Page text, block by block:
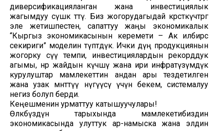
диверсификацияланган жана инвестициялык
жагымдуу өсүшкө өттү. Биз жогорудагыдай көрсөткүчтөргө
эле жетишпестен, сапаттуу жаңы экономикалык
“Кыргыз экономикасынын керемети – Ак илбирс
секириги” моделин түптөдүк. Ички дүң продукциянын
жогорку өсүү темпи, инвестициялардын рекорддук
агымы, өнөр жайдын күчөшү жана ири инфратүзүмдүк
курулуштар мамлекеттин андан ары тездетилген
жана узак мөөнөттүү өнүгүүсү үчүн бекем, системалуу
негиз болуп берди.
Кеңешменин урматтуу катышуучулары!
Өлкөбүздүн тарыхында мамлекетибиздин
экономикасында улуттук ар-намыска жана элдин